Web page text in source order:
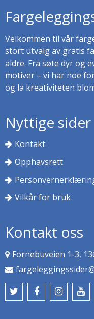
Velkommen til vår
stort utvalg av gratis
aldre. Fra søte dyr og
motiver – vi har noe
og la kreativiteten
Nyttige sider
Kontakt
Opphavsrett
Vilkår for bruk
Kontakt oss
Fornebuveien 1-3,